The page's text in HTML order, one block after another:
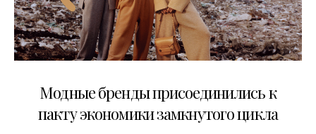
Модные бренды присоединились к
пакту экономики замкнутого цикла